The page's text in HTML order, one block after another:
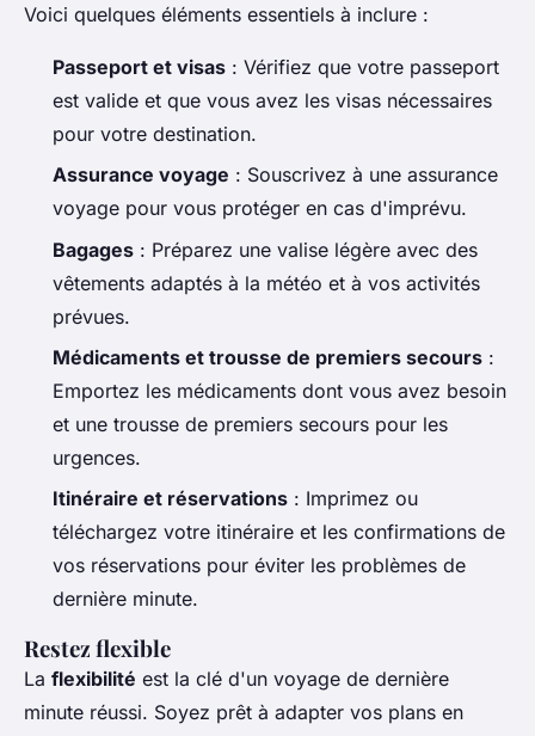
Voici quelques éléments essentiels à inclure :
Passeport et visas : Vérifiez que votre passeport
est valide et que vous avez les visas nécessaires
pour votre destination.
Assurance voyage : Souscrivez à une assurance
voyage pour vous protéger en cas d'imprévu.
Bagages : Préparez une valise légère avec des
vêtements adaptés à la météo et à vos activités
prévues.
Médicaments et trousse de premiers secours :
Emportez les médicaments dont vous avez besoin
et une trousse de premiers secours pour les
urgences.
Itinéraire et réservations : Imprimez ou
téléchargez votre itinéraire et les confirmations de
vos réservations pour éviter les problèmes de
dernière minute.
Restez flexible
La flexibilité est la clé d'un voyage de dernière
minute réussi. Soyez prêt à adapter vos plans en